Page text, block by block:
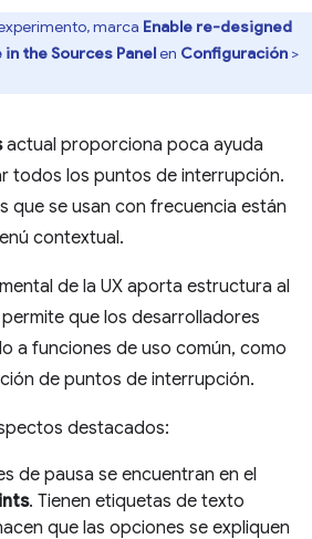
marca Enable re-designed
the Sources Panelen Configuración >
actual proporciona poca ayuda
todos los puntos de interrupción.
que se usan con frecuencia están
contextual.
de la UX aporta estructura al
que los desarrolladores
a funciones de uso común, como
de puntos de interrupción.
destacados:
de pausa se encuentran en el
. Tienen etiquetas de texto
que las opciones se expliquen